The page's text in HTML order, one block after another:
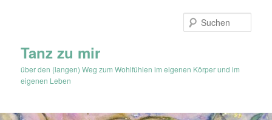
Tanz zu mir
über den (langen) Weg zum Wohlfühlen im eigenen Körper und im
eigenen Leben